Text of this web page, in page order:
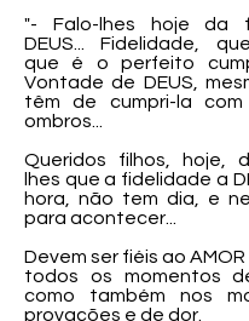
"- Falo-lhes hoje da
DEUS... Fidelidade,
que é o perfeito
Vontade de DEUS,
têm de cumpri-la
ombros...
Queridos filhos, hoje,
lhes que a fidelidade a
hora, não tem dia, e
para acontecer...
Devem ser fiéis ao AMOR
todos os momentos
como também nos
provações e de dor.